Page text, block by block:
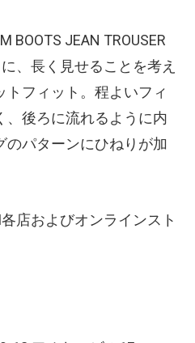
BOOTS JEAN TROUSER
、長く見せることを考え
フィット。程よいフィ
、後ろに流れるように内
のパターンにひねりが加
店およびオンラインスト